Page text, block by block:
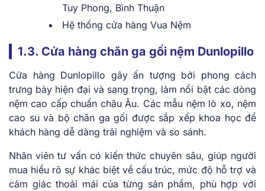
Tuy Phong, Bình Thuận
Hệ thống cửa hàng Vua Nệm
1.3. Cửa hàng chăn ga gối nệm Dunlopillo
Cửa hàng Dunlopillo gây ấn tượng bởi phong cách
trưng bày hiện đại và sang trọng, làm nổi bật các dòng
nệm cao cấp chuẩn châu Âu. Các mẫu nệm lò xo, nệm
cao su và bộ chăn ga gối được sắp xếp khoa học để
khách hàng dễ dàng trải nghiệm và so sánh.
Nhân viên tư vấn có kiến thức chuyên sâu, giúp người
mua hiểu rõ sự khác biệt về cấu trúc, mức độ hỗ trợ và
cảm giác thoải mái của từng sản phẩm, phù hợp với